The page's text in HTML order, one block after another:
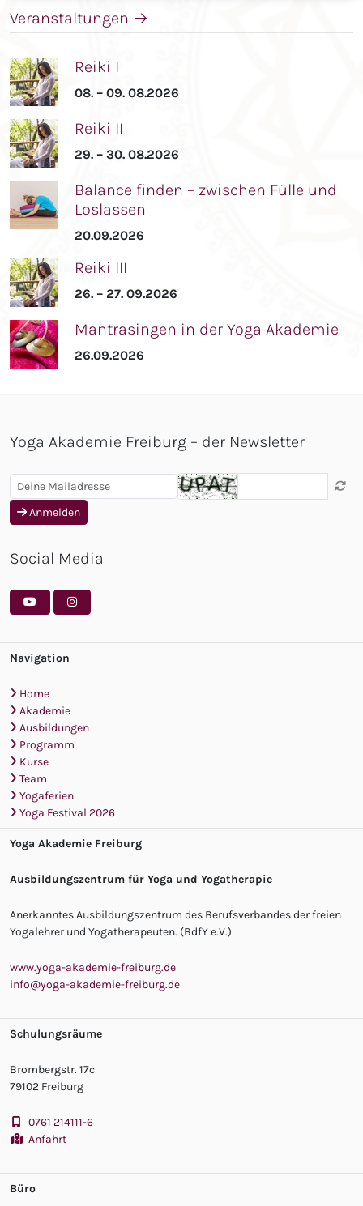
Veranstaltungen →
Reiki I
08. – 09. 08.2026
Reiki II
29. – 30. 08.2026
Balance finden – zwischen Fülle und
Loslassen
20.09.2026
Reiki III
26. – 27. 09.2026
Mantrasingen in der Yoga Akademie
26.09.2026
Yoga Akademie Freiburg – der Newsletter
Anmelden
Social Media
Navigation
Home
Akademie
Ausbildungen
Programm
Kurse
Team
Yogaferien
Yoga Festival 2026
Yoga Akademie Freiburg
Ausbildungszentrum für Yoga und Yogatherapie
Anerkanntes Ausbildungszentrum des Berufsverbandes der freien
Yogalehrer und Yogatherapeuten. (BdfY e.V.)
www.yoga-akademie-freiburg.de
info@yoga-akademie-freiburg.de
Schulungsräume
Brombergstr. 17c
79102 Freiburg
0761 214111-6
Anfahrt
Büro